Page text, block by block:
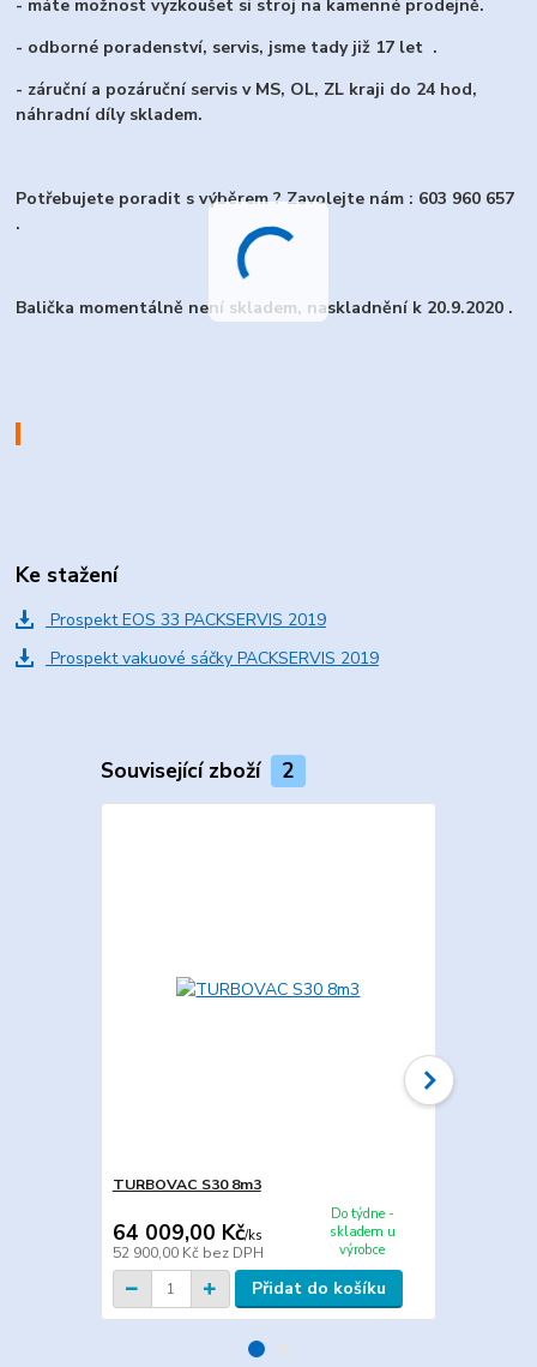
- máte možnost vyzkoušet si stroj na kamenné prodejně.
- odborné poradenství, servis, jsme tady již 17 let .
- záruční a pozáruční servis v MS, OL, ZL kraji do 24 hod,
náhradní díly skladem.
Potřebujete poradit s výběrem ? Zavolejte nám : 603 960 657
.
Balička momentálně není skladem, naskladnění k 20.9.2020 .
Ke stažení
Prospekt EOS 33 PACKSERVIS 2019
Prospekt vakuové sáčky PACKSERVIS 2019
Související zboží 2
TURBOVAC S30 8m3
64 009,00 Kč/ks
52 900,00 Kč bez DPH
Do týdne -
skladem u
výrobce
Přidat do košíku